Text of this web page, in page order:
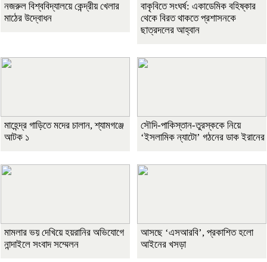
নজরুল বিশ্ববিদ্যালয়ে কেন্দ্রীয় খেলার
মাঠের উদ্বোধন
বাকৃবিতে সংঘর্ষ: একাডেমিক বহিষ্কার
থেকে বিরত থাকতে প্রশাসনকে
ছাত্রদলের আহ্বান
মাহেন্দ্র গাড়িতে মদের চালান, শ্যামগঞ্জে
আটক ১
সৌদি-পাকিস্তান-তুরস্ককে নিয়ে
‘ইসলামিক ন্যাটো’ গঠনের ডাক ইরানের
মামলার ভয় দেখিয়ে হয়রানির অভিযোগে
নান্দাইলে সংবাদ সম্মেলন
আসছে ‘এসআরবি’, প্রকাশিত হলো
আইনের খসড়া